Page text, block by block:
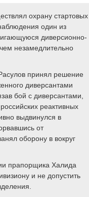
охрану стартовых
один из
диверсионно-
незамедлительно
принял решение
диверсантами
бой с диверсантами,
реактивных
выдвинулся в
от
оборону в вокруг
прапорщика Халида
и не допустить